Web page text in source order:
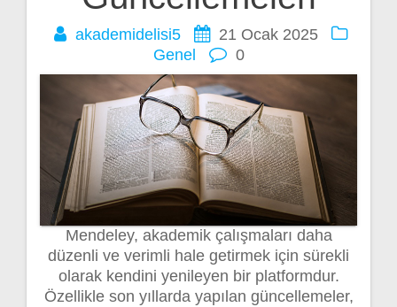
akademidelisi5
21 Ocak 2025
Genel
0
Mendeley, akademik çalışmaları daha
düzenli ve verimli hale getirmek için sürekli
olarak kendini yenileyen bir platformdur.
Özellikle son yıllarda yapılan güncellemeler,